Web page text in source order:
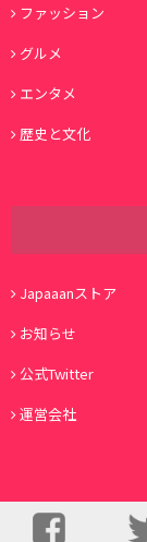
ファッション
グルメ
エンタメ
歴史と文化
Japaaanストア
お知らせ
公式Twitter
運営会社
© Copyright